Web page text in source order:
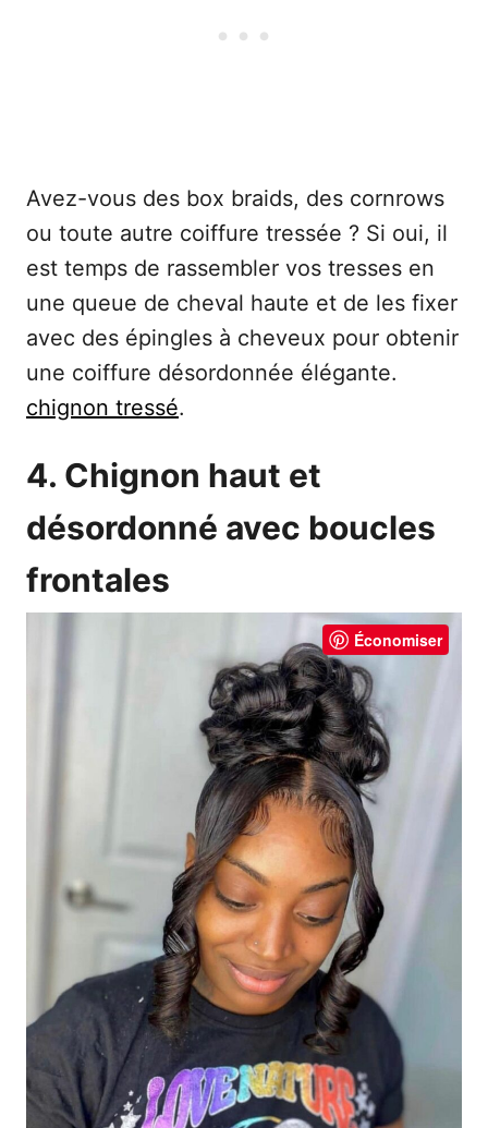
Avez-vous des box braids, des cornrows
ou toute autre coiffure tressée ? Si oui, il
est temps de rassembler vos tresses en
une queue de cheval haute et de les fixer
avec des épingles à cheveux pour obtenir
une coiffure désordonnée élégante.
chignon tressé.
4. Chignon haut et
désordonné avec boucles
frontales
Économiser